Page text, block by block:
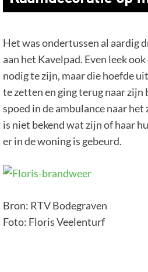
Het was ondertussen al aardig
aan het Kavelpad. Even leek
nodig te zijn, maar die hoefde
te zetten en ging terug naar zijn
spoed in de ambulance naar
is niet bekend wat zijn of haar
er in de woning is gebeurd.
Bron: RTV Bodegraven
Foto: Floris Veelenturf